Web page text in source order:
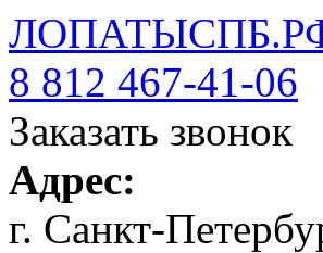
8 812 467-41-06
Заказать звонок
Адрес:
г. Санкт-